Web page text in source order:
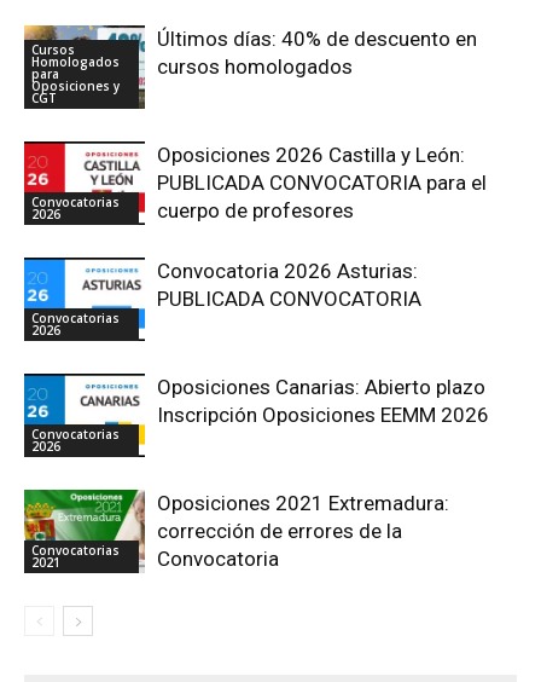
Cursos
Homologados
para
Oposiciones y
CGT
Últimos días: 40% de descuento en
cursos homologados
Convocatorias
2026
Oposiciones 2026 Castilla y León:
PUBLICADA CONVOCATORIA para el
cuerpo de profesores
Convocatorias
2026
Convocatoria 2026 Asturias:
PUBLICADA CONVOCATORIA
Convocatorias
2026
Oposiciones Canarias: Abierto plazo
Inscripción Oposiciones EEMM 2026
Convocatorias
2021
Oposiciones 2021 Extremadura:
corrección de errores de la
Convocatoria